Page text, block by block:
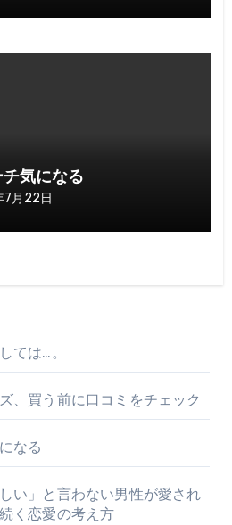
気になる
月22日
ては…。
、買う前に口コミをチェック
なる
い」と言わない男性が愛され
く恋愛の考え方